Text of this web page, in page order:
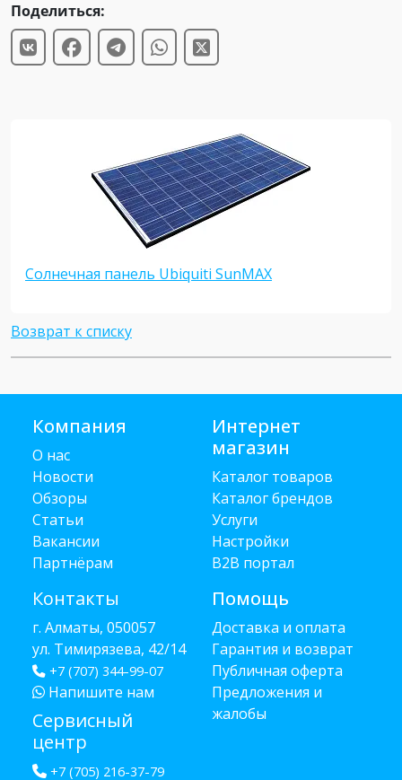
Поделиться:
Солнечная панель Ubiquiti SunMAX
Возврат к списку
Компания
О нас
Новости
Обзоры
Статьи
Вакансии
Партнёрам
Контакты
г. Алматы, 050057
ул. Тимирязева, 42/14
+7 (707) 344-99-07
Напишите нам
Сервисный
центр
+7 (705) 216-37-79
Интернет
магазин
Каталог товаров
Каталог брендов
Услуги
Настройки
B2B портал
Помощь
Доставка и оплата
Гарантия и возврат
Публичная оферта
Предложения и
жалобы